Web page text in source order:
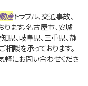
産トラブル、交通事故、
ます。名古屋市、安城
県、岐阜県、三重県、静
談を承っております。
にお問い合わせくださ